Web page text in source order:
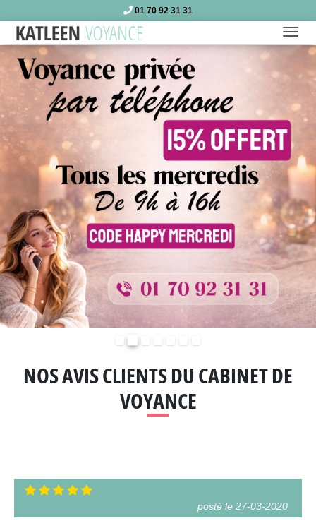
01 70 92 31 31
NOS AVIS CLIENTS DU CABINET DE
VOYANCE
posté le 27-03-2020